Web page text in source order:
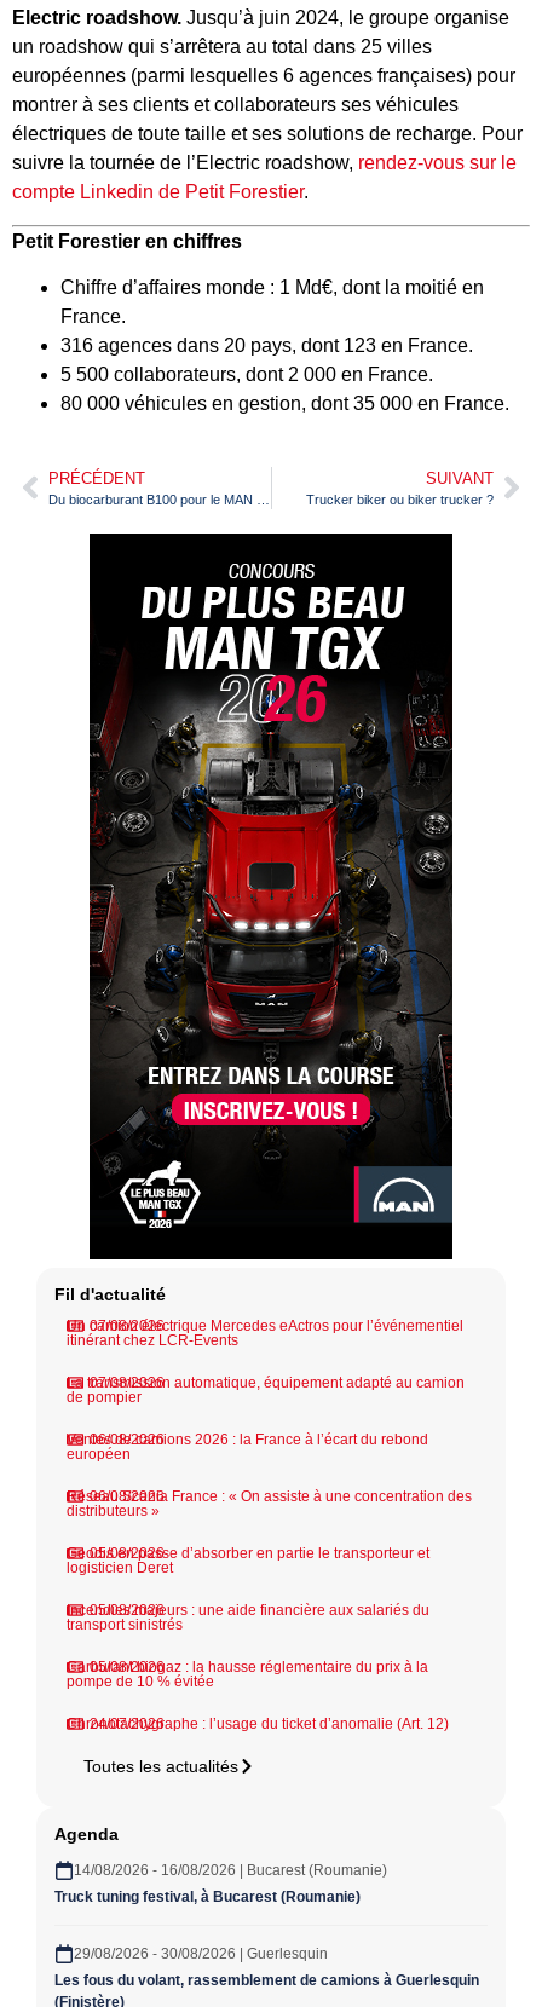
Electric roadshow. Jusqu’à juin 2024, le groupe organise
un roadshow qui s’arrêtera au total dans 25 villes
européennes (parmi lesquelles 6 agences françaises) pour
montrer à ses clients et collaborateurs ses véhicules
électriques de toute taille et ses solutions de recharge. Pour
suivre la tournée de l’Electric roadshow, rendez-vous sur le
compte Linkedin de Petit Forestier.
Petit Forestier en chiffres
Chiffre d’affaires monde : 1 Md€, dont la moitié en
France.
316 agences dans 20 pays, dont 123 en France.
5 500 collaborateurs, dont 2 000 en France.
80 000 véhicules en gestion, dont 35 000 en France.
PRÉCÉDENT SUIVANT
Trucker biker ou biker trucker ?
Fil d'actualité
07/08/2026
Un camion électrique Mercedes eActros pour l’événementiel
itinérant chez LCR-Events
07/08/2026
La transmission automatique, équipement adapté au camion
de pompier
06/08/2026
Ventes de camions 2026 : la France à l’écart du rebond
européen
06/08/2026
Réseau Scania France : « On assiste à une concentration des
distributeurs »
05/08/2026
Geodis en passe d’absorber en partie le transporteur et
logisticien Deret
05/08/2026
Incendies majeurs : une aide financière aux salariés du
transport sinistrés
05/08/2026
Carburant biogaz : la hausse réglementaire du prix à la
pompe de 10 % évitée
24/07/2026
Chronotachygraphe : l’usage du ticket d’anomalie (Art. 12)
Toutes les actualités
Agenda
14/08/2026 - 16/08/2026 | Bucarest (Roumanie)
Truck tuning festival, à Bucarest (Roumanie)
29/08/2026 - 30/08/2026 | Guerlesquin
Les fous du volant, rassemblement de camions à Guerlesquin
(Finistère)